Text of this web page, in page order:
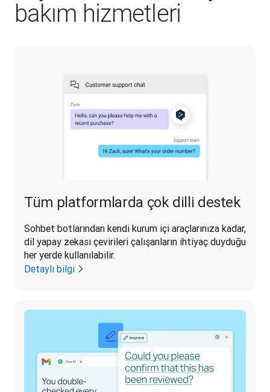
bakım hizmetleri
Tüm platformlarda çok dilli destek
Sohbet botlarından kendi kurum içi araçlarınıza kadar,
dil yapay zekası çevirileri çalışanların ihtiyaç duyduğu
her yerde kullanılabilir.
Detaylı bilgi